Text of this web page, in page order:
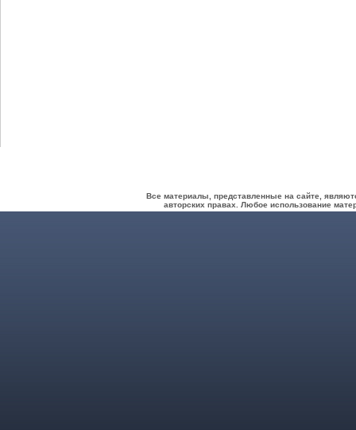
Все материалы, представленные на сайте,
авторских правах. Любое использование